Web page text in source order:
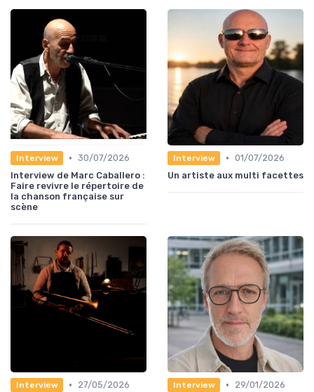
Interview • 30/07/2026
Interview de Marc Caballero :
Faire revivre le répertoire de
la chanson française sur
scène
Interview • 01/07/2026
Un artiste aux multi facettes
Interview •
27/05/2026
Interview •
29/01/2026